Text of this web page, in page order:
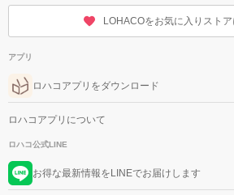
LOHACOをお気に入りスト
アプリ
ロハコアプリをダウンロード
ロハコアプリについて
ロハコ公式LINE
お得な最新情報をLINEでお届けします